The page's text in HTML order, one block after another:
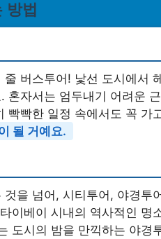
방법
버스투어! 낯선 도시에서
혼자서는 엄두내기 어려운
빡빡한 일정 속에서도 꼭 가
될 거예요.
을 넘어, 시티투어, 야경투
이베이 시내의 역사적인 명
도시의 밤을 만끽하는 야경